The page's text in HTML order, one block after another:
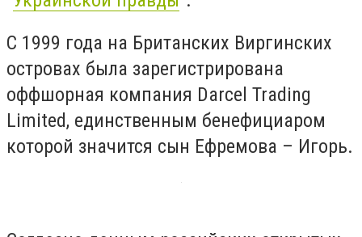
С 1999 года на Британских Виргинских
островах была зарегистрирована
оффшорная компания Darcel Trading
Limited, единственным бенефициаром
которой значится сын Ефремова – Игорь.